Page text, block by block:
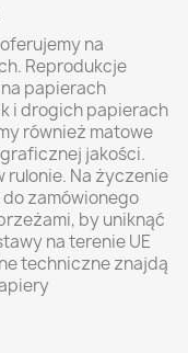
na
Reprodukcje
papierach
i drogich papierach
również matowe
jakości.
Na życzenie
zamówionego
by uniknąć
na terenie UE
techniczne znajdą